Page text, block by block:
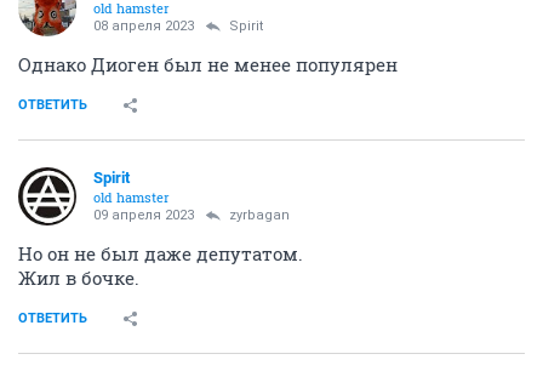
old hamster
08 апреля 2023 Spirit
Однако Диоген был не менее популярен
ОТВЕТИТЬ
Spirit
old hamster
09 апреля 2023 zyrbagan
Но он не был даже депутатом.
Жил в бочке.
ОТВЕТИТЬ